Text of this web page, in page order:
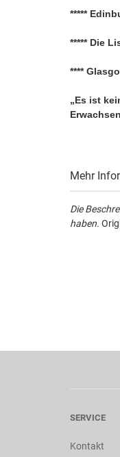
*****
***** Die
****
„Es ist
Mehr
Die
haben.
SERVICE
Kontakt